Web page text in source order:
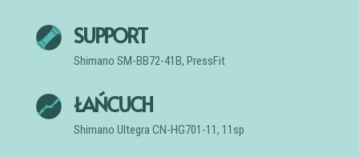
SUPPORT
Shimano SM-BB72-41B, PressFit
ŁAŃCUCH
Shimano Ultegra CN-HG701-11, 11sp